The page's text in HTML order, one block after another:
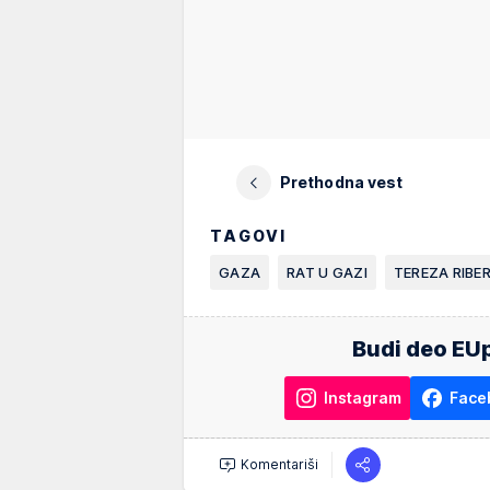
Prethodna vest
TAGOVI
GAZA RAT U GAZI TEREZA
Budi deo
Instagram
Komentariši